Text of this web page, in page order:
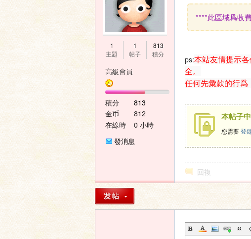
1
主題
1
帖子
813
積分
高級會員
積分
813
金币
812
在線時
0 小時
發消息
****此區域爲收
ps:本站友情提示
全。
任何先彙款的行爲
本帖子
您需要登
回複